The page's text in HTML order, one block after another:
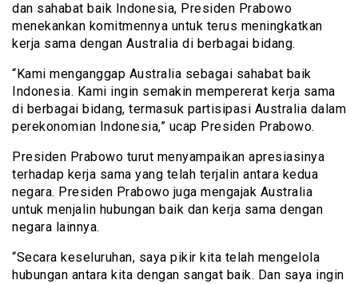
dan sahabat baik Indonesia, Presiden Prabowo
menekankan komitmennya untuk terus meningkatkan
kerja sama dengan Australia di berbagai bidang.
“Kami menganggap Australia sebagai sahabat baik
Indonesia. Kami ingin semakin mempererat kerja sama
di berbagai bidang, termasuk partisipasi Australia dalam
perekonomian Indonesia,” ucap Presiden Prabowo.
Presiden Prabowo turut menyampaikan apresiasinya
terhadap kerja sama yang telah terjalin antara kedua
negara. Presiden Prabowo juga mengajak Australia
untuk menjalin hubungan baik dan kerja sama dengan
negara lainnya.
“Secara keseluruhan, saya pikir kita telah mengelola
hubungan antara kita dengan sangat baik. Dan saya ingin